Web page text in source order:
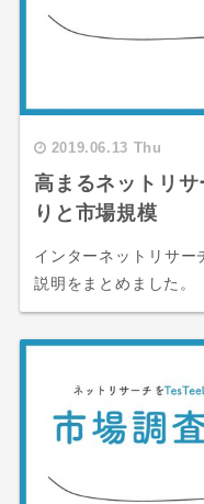
2019.06.13 Thu
高まるネットリ
りと市場規模
インターネットリサー
説明をまとめました。